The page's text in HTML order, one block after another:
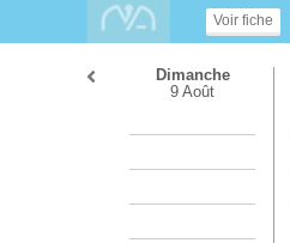
Voir fiche
Dimanche
9 Août